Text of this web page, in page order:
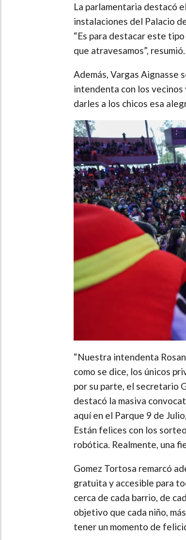
La parlamentaria destacó
instalaciones del Palacio
“Es para destacar este
que atravesamos”, resumió.
Además, Vargas Aignasse
intendenta con los vecinos
darles a los chicos esa
“Nuestra intendenta
como se dice, los únicos
por su parte, el secretario
destacó la masiva
aquí en el Parque 9 de
Están felices con los
robótica. Realmente, una
Gomez Tortosa remarcó
gratuita y accesible para
cerca de cada barrio, de
objetivo que cada niño,
tener un momento de